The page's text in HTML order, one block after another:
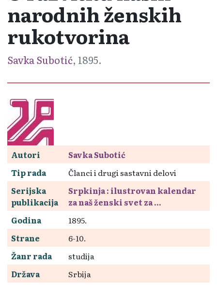
narodnih ženskih
rukotvorina
Savka Subotić, 1895.
Autori
Savka Subotić
Tip rada
Članci i drugi sastavni delovi
Serijska
publikacija
Srpkinja : ilustrovan kalendar
za naš ženski svet za ...
Godina
1895.
Strane
6-10.
Žanr rada
studija
Država
Srbija